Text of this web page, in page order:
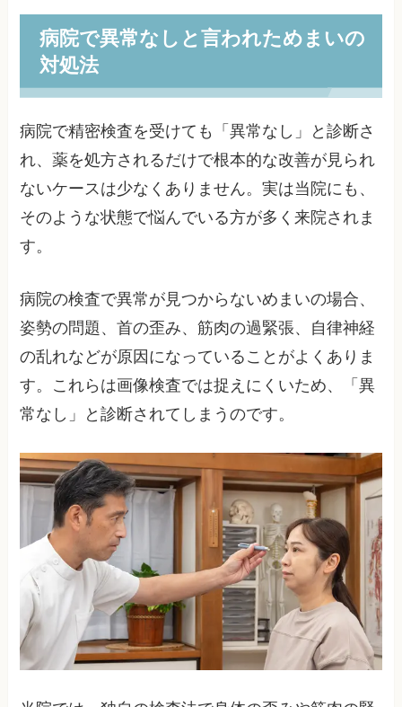
病院で異常なしと言われためまいの
対処法
病院で精密検査を受けても「異常なし」と診断さ
れ、薬を処方されるだけで根本的な改善が見られ
ないケースは少なくありません。実は当院にも、
そのような状態で悩んでいる方が多く来院されま
す。
病院の検査で異常が見つからないめまいの場合、
姿勢の問題、首の歪み、筋肉の過緊張、自律神経
の乱れなどが原因になっていることがよくありま
す。これらは画像検査では捉えにくいため、「異
常なし」と診断されてしまうのです。